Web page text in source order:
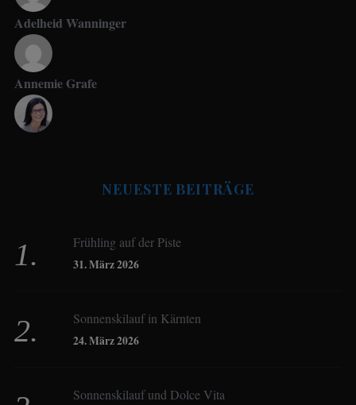
Adelheid Wanninger
Annemie Grafe
Birgit Werner
Christoph Schrahe
NEUESTE BEITRÄGE
Frühling auf der Piste
31. März 2026
Sonnenskilauf in Kärnten
24. März 2026
Sonnenskilauf und Dolce Vita